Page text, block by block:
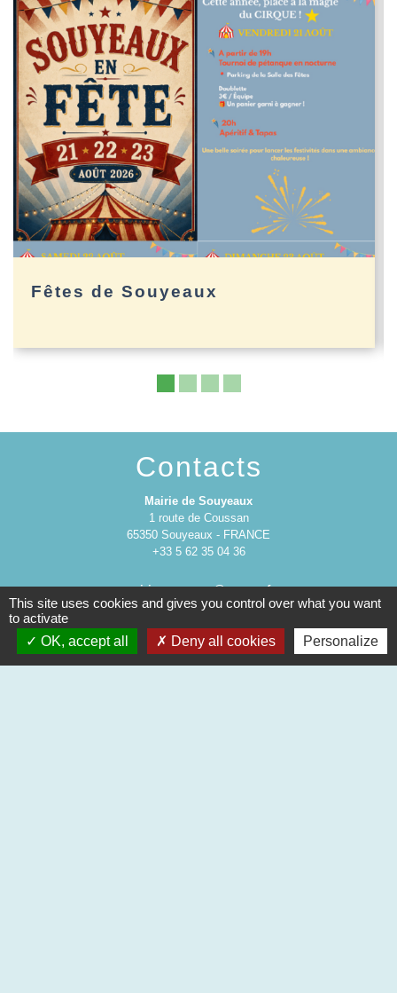
Fêtes de Souyeaux
Contacts
Mairie de Souyeaux
1 route de Coussan
65350 Souyeaux - FRANCE
+33 5 62 35 04 36
mairie.souyeaux@orange.fr
This site uses cookies and gives you control over what you want
to activate
OK, accept all
Deny all cookies Personalize